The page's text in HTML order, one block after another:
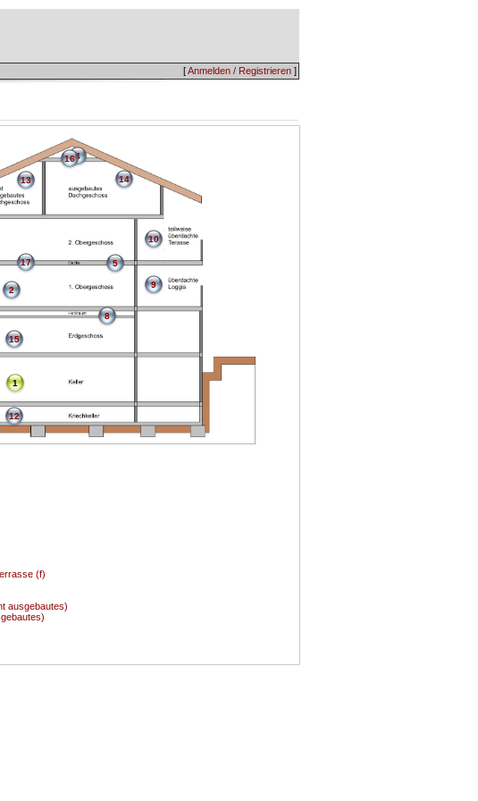
[Anmelden / Registrieren ]
1
2
4
5
8
9
(f)
10
12
ausgebautes)
13 14
15
16
17